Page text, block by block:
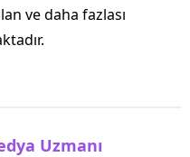
ve daha fazlası
Uzmanı